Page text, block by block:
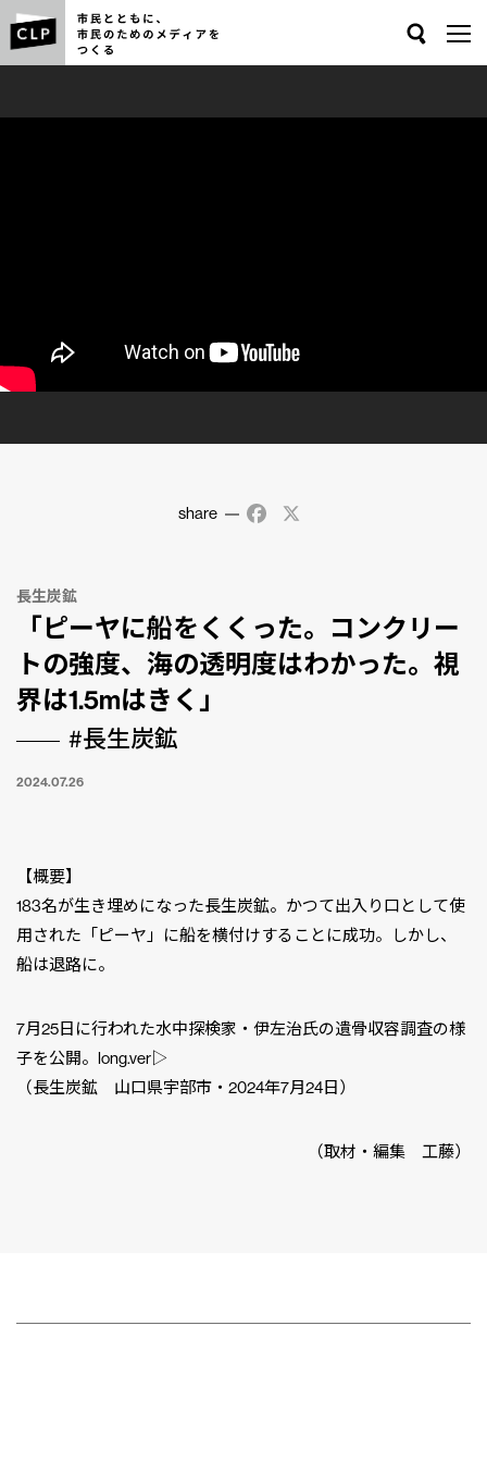
share Facebook
長生炭鉱
「ピーヤに船をくくった。コンクリー
トの強度、海の透明度はわかった。視
界は1.5mはきく」
#長生炭鉱
2024.07.26
【概要】
183名が生き埋めになった長生炭鉱。かつて出入り口として使
用された「ピーヤ」に船を横付けすることに成功。しかし、
船は退路に。
7月25日に行われた水中探検家・伊左治氏の遺骨収容調査の様
子を公開。long.ver▷
（長生炭鉱 山口県宇部市・2024年7月24日）
（取材・編集 工藤）